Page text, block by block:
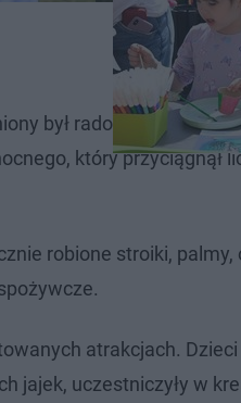
był radosnym
który przyciągnął
robione stroiki, palmy,
atrakcjach.
jajek, uczestniczyły w